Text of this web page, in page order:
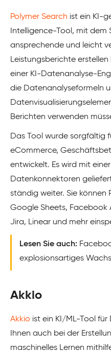
Polymer Search ist ein KI-
Intelligence-Tool, mit dem
ansprechende und leicht
Leistungsberichte
einer KI-Datenanalyse-
die Datenanalyseformeln
Berichten verwenden
Das Tool wurde sorgfältig
eCommerce,
entwickelt. Es wird mit
Datenkonnektoren
ständig weiter. Sie können
Google Sheets, Facebook
Jira, Linear und mehr
Lesen Sie auch:
explosionsartiges
Akkio
Akkio ist ein KI/ML-Tool
Ihnen auch bei der
maschinelles Lernen